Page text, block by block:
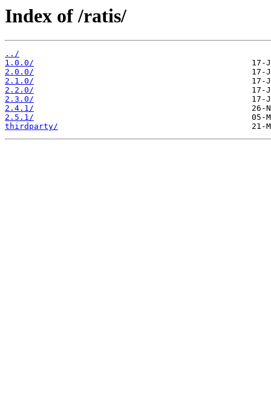
Index of /ratis/
../
1.0.0/
2.0.0/
2.1.0/
2.2.0/
2.3.0/
2.4.1/
2.5.1/
thirdparty/